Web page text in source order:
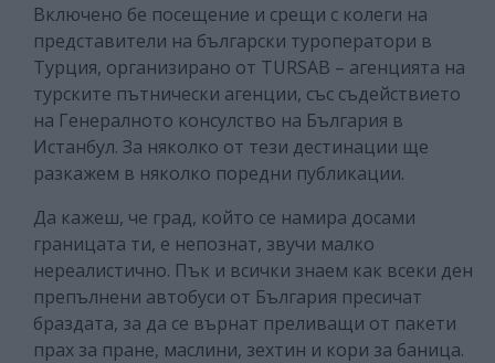
Включено бе посещение и срещи с колеги на
представители на български туроператори в
Турция, организирано от TURSAB – агенцията на
турските пътнически агенции, със съдействието
на Генералното консулство на България в
Истанбул. За няколко от тези дестинации ще
разкажем в няколко поредни публикации.
Да кажеш, че град, който се намира досами
границата ти, е непознат, звучи малко
нереалистично. Пък и всички знаем как всеки ден
препълнени автобуси от България пресичат
браздата, за да се върнат преливащи от пакети
прах за пране, маслини, зехтин и кори за баница.